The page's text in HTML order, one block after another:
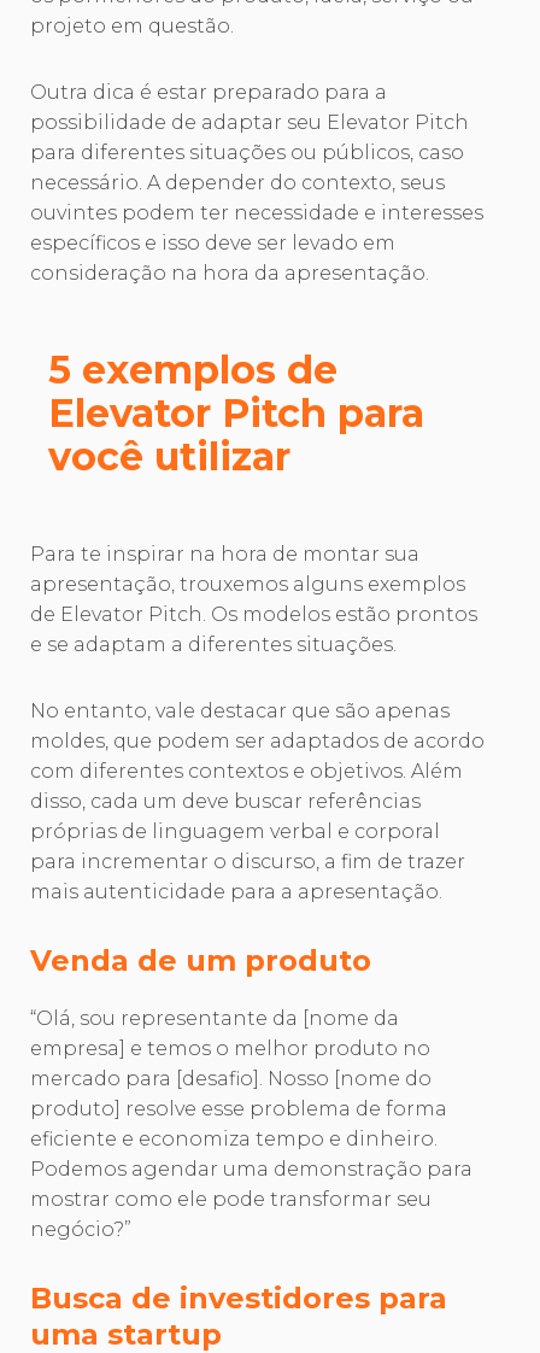
projeto em questão.
Outra dica é estar preparado para a
possibilidade de adaptar seu Elevator Pitch
para diferentes situações ou públicos, caso
necessário. A depender do contexto, seus
ouvintes podem ter necessidade e interesses
específicos e isso deve ser levado em
consideração na hora da apresentação.
5 exemplos de
Elevator Pitch para
você utilizar
Para te inspirar na hora de montar sua
apresentação, trouxemos alguns exemplos
de Elevator Pitch. Os modelos estão prontos
e se adaptam a diferentes situações.
No entanto, vale destacar que são apenas
moldes, que podem ser adaptados de acordo
com diferentes contextos e objetivos. Além
disso, cada um deve buscar referências
próprias de linguagem verbal e corporal
para incrementar o discurso, a fim de trazer
mais autenticidade para a apresentação.
Venda de um produto
“Olá, sou representante da [nome da
empresa] e temos o melhor produto no
mercado para [desafio]. Nosso [nome do
produto] resolve esse problema de forma
eficiente e economiza tempo e dinheiro.
Podemos agendar uma demonstração para
mostrar como ele pode transformar seu
negócio?”
Busca de investidores para
uma startup